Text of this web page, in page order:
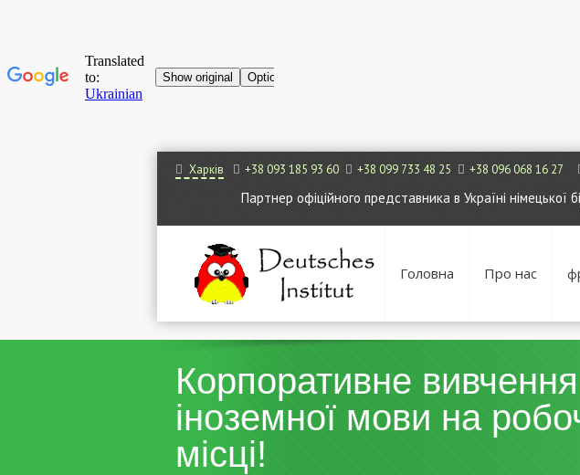
Харків +38 093 185 93 60 +38 099 733 48 25 +38 096 068 16 27
Партнер офіційного представника в Україні німецької
Головна Про нас
Корпоративне вивчення
іноземної мови на
місці!